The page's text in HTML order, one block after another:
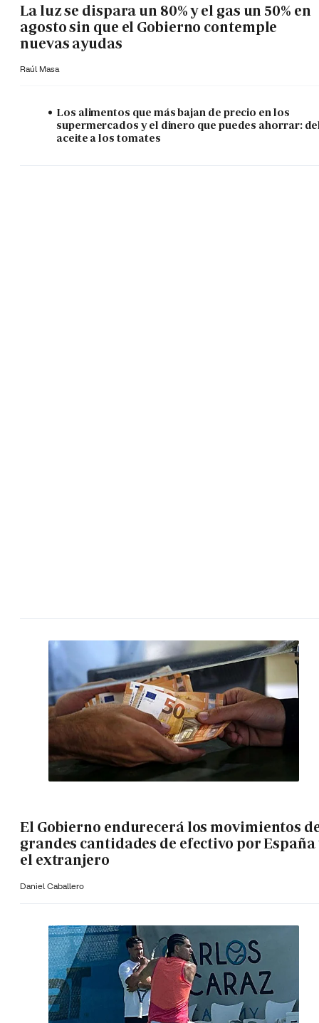
La luz se dispara un 80% y el gas un 50% en
agosto sin que el Gobierno contemple
nuevas ayudas
Raúl Masa
Los alimentos que más bajan de precio en los
supermercados y el dinero que puedes ahorrar:
aceite a los tomates
El Gobierno endurecerá los movimientos
grandes cantidades de efectivo por España
el extranjero
Daniel Caballero